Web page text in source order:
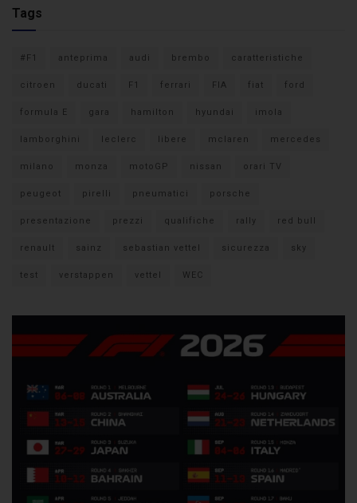
Tags
#F1 anteprima audi brembo caratteristiche
citroen ducati F1 ferrari FIA fiat ford
formula E gara hamilton hyundai imola
lamborghini leclerc libere mclaren mercedes
milano monza motoGP nissan orari TV
peugeot pirelli pneumatici porsche
presentazione prezzi qualifiche rally red bull
renault sainz sebastian vettel sicurezza sky
test verstappen vettel WEC